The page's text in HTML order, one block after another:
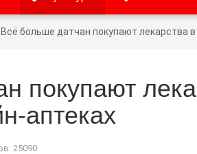
Всё больше датчан покупают лекарства
покупают
аптеках
25090